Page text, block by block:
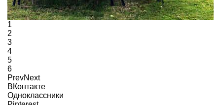
1
2
3
4
5
6
PrevNext
ВКонтакте
Одноклассники